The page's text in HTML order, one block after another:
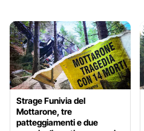
Strage Funivia del
Mottarone, tre
patteggiamenti e due